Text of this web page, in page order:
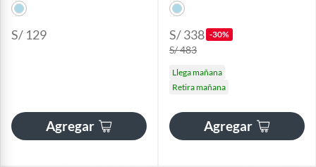
S/ 129
Agregar
S/ 338 -30%
S/ 483
Llega mañana
Retira mañana
Agregar